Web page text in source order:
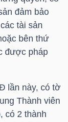
đảm bảo
tài sản
bên thứ
được pháp
lần này, có tờ
Thành viên
có 2 thành